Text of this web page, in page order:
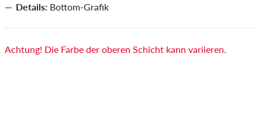
Details: Bottom-Grafik
Achtung! Die Farbe der oberen Schicht kann variieren.